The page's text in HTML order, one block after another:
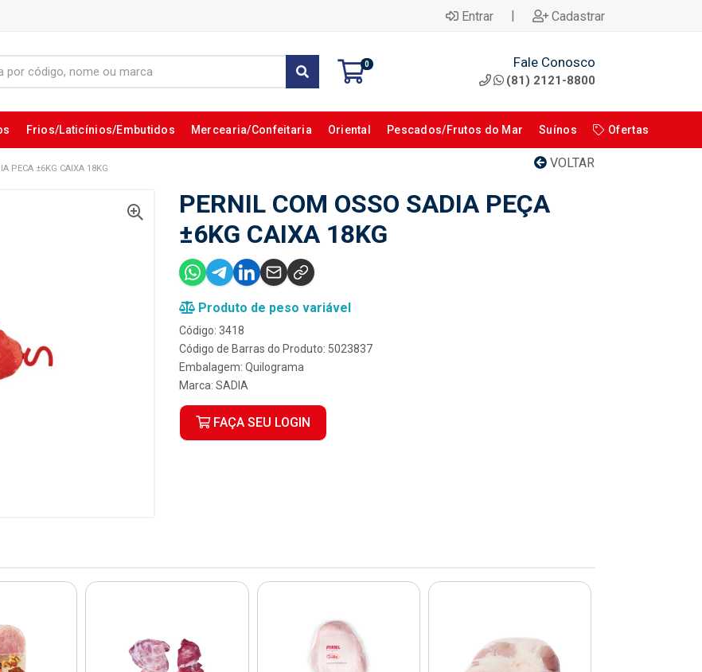
Entrar | Cadastrar
0 Fale Conosco
(81) 2121-8800
Frios/Laticínios/Embutidos Mercearia/Confeitaria Oriental Pescados/Frutos do Mar Suínos Ofertas
VOLTAR
PECA ±6KG CAIXA 18KG
PERNIL COM OSSO SADIA PEÇA
±6KG CAIXA 18KG
Produto de peso variável
Código: 3418
Código de Barras do Produto: 5023837
Embalagem: Quilograma
Marca: SADIA
FAÇA SEU LOGIN